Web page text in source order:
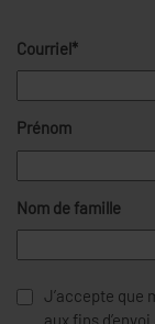
Courriel*
Prénom
Nom de famille
J’accepte que